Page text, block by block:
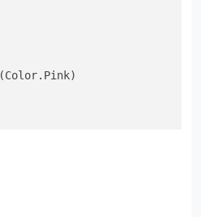
(Color.Pink)